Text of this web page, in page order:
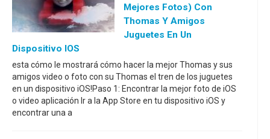
Mejores Fotos) Con
Thomas Y Amigos
Juguetes En Un
Dispositivo IOS
esta cómo le mostrará cómo hacer la mejor Thomas y sus
amigos video o foto con su Thomas el tren de los juguetes
en un dispositivo iOS!Paso 1: Encontrar la mejor foto de iOS
o video aplicación Ir a la App Store en tu dispositivo iOS y
encontrar una a